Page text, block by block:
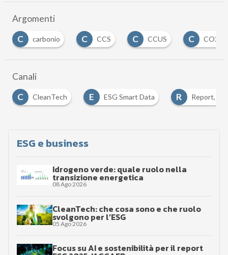
Argomenti
C
CCS CCUS C CO2
Canali
E ESG Smart Data R
Report, analisi e ricerche
ESG e business
Idrogeno verde: quale ruolo nella
transizione energetica
08 Ago 2026
CleanTech: che cosa sono e che ruolo
svolgono per l’ESG
05 Ago 2026
Focus su AI e sostenibilità per il report